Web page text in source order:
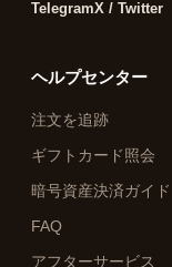
TelegramX / Twitter
ヘルプセンター
注文を追跡
ギフトカード照会
暗号資産決済ガイド
FAQ
アフターサービス